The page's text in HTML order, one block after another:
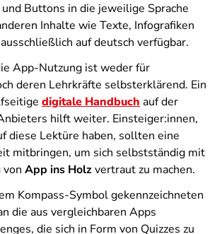
Buttons in die jeweilige Sprache
Inhalte wie Texte, Infografiken
auf deutsch verfügbar.
App-Nutzung ist weder für
deren Lehrkräfte selbsterklärend. Ein
digitale Handbuch auf der
hilft weiter. Einsteiger:innen,
diese Lektüre haben, sollten eine
mitbringen, um sich selbstständig mit
von App ins Holzvertraut zu machen.
Kompass-Symbol gekennzeichneten
die aus vergleichbaren Apps
die sich in Form von Quizzes zu